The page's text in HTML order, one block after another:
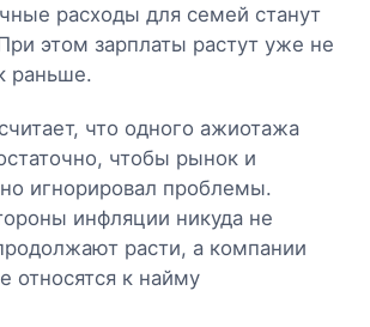
расходы для семей станут
этом зарплаты растут уже не
раньше.
что одного ажиотажа
чтобы рынок и
игнорировал проблемы.
инфляции никуда не
расти, а компании
относятся к найму